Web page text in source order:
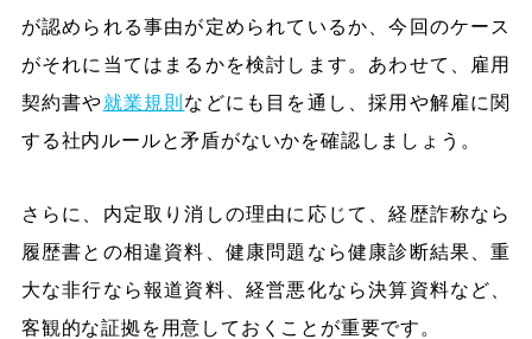
が認められる事由が定められているか、今回のケース
がそれに当てはまるかを検討します。あわせて、雇用
契約書や就業規則 などにも目を通し、採用や解雇に関
する社内ルールと矛盾がないかを確認しましょう。
さらに、内定取り消しの理由に応じて、経歴詐称なら
履歴書との相違資料、健康問題なら健康診断結果、重
大な非行なら報道資料、経営悪化なら決算資料など、
客観的な証拠を用意しておくことが重要です。